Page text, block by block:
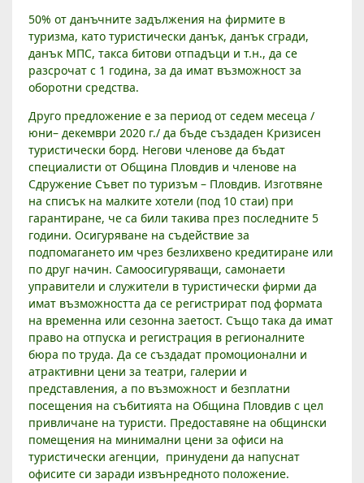
50% от данъчните задължения на фирмите в
туризма, като туристически данък, данък сгради,
данък МПС, такса битови отпадъци и т.н., да се
разсрочат с 1 година, за да имат възможност за
оборотни средства.
Друго предложение е за период от седем месеца /
юни– декември 2020 г./ да бъде създаден Кризисен
туристически борд. Негови членове да бъдат
специалисти от Община Пловдив и членове на
Сдружение Съвет по туризъм – Пловдив. Изготвяне
на списък на малките хотели (под 10 стаи) при
гарантиране, че са били такива през последните 5
години. Осигуряване на съдействие за
подпомагането им чрез безлихвено кредитиране или
по друг начин. Самоосигуряващи, самонаети
управители и служители в туристически фирми да
имат възможността да се регистрират под формата
на временна или сезонна заетост. Също така да имат
право на отпуска и регистрация в регионалните
бюра по труда. Да се създадат промоционални и
атрактивни цени за театри, галерии и
представления, а по възможност и безплатни
посещения на събитията на Община Пловдив с цел
привличане на туристи. Предоставяне на общински
помещения на минимални цени за офиси на
туристически агенции, принудени да напуснат
офисите си заради извънредното положение.